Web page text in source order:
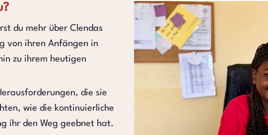
du mehr über Clendas
von ihren Anfängen in
zu ihrem heutigen
die sie
wie die kontinuierliche
ihr den Weg geebnet hat.